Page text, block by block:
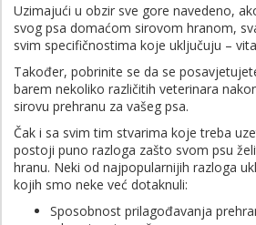
Uzimajući u obzir sve gore navedeno,
svog psa domaćom sirovom hranom,
svim specifičnostima koje uključuju –
Također, pobrinite se da se
barem nekoliko različitih veterinara
sirovu prehranu za vašeg psa.
Čak i sa svim tim stvarima koje treba
postoji puno razloga zašto svom psu
hranu. Neki od najpopularnijih razloga
kojih smo neke već dotaknuli:
Sposobnost prilagođavanja